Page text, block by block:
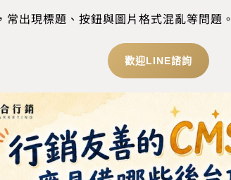
常出現標題、按鈕與圖片格式混亂等問題。
歡迎LINE諮詢